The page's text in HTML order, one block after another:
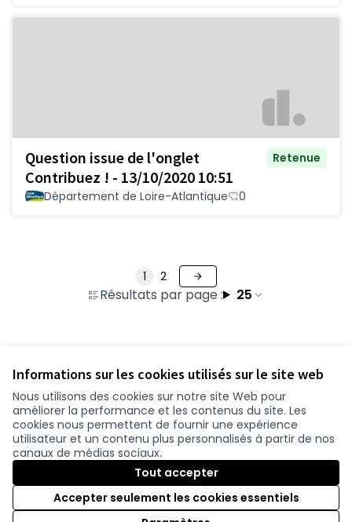
Informations sur les cookies utilisés sur le site web
Nous utilisons des cookies sur notre site Web pour
améliorer la performance et les contenus du site. Les
cookies nous permettent de fournir une expérience
utilisateur et un contenu plus personnalisés à partir de nos
canaux de médias sociaux.
Tout accepter
Accepter seulement les cookies essentiels
Question issue de l'onglet
Contribuez ! - 13/10/2020 10:51
Retenue
Département de Loire-Atlantique 0
Résultats par page : 25
1 2
Conditions d'utilisation
Paramètres des cookies
participer.loire-atlantique.fr sur Facebook
(Nouvelle fenêtre)
participer.loire-atlantique.fr sur Instagram
(Nouvelle fenêtre)
participer.loire-atlantique.fr sur YouTube
(Nouvelle fenêtre)
Licence
(Nouvelle